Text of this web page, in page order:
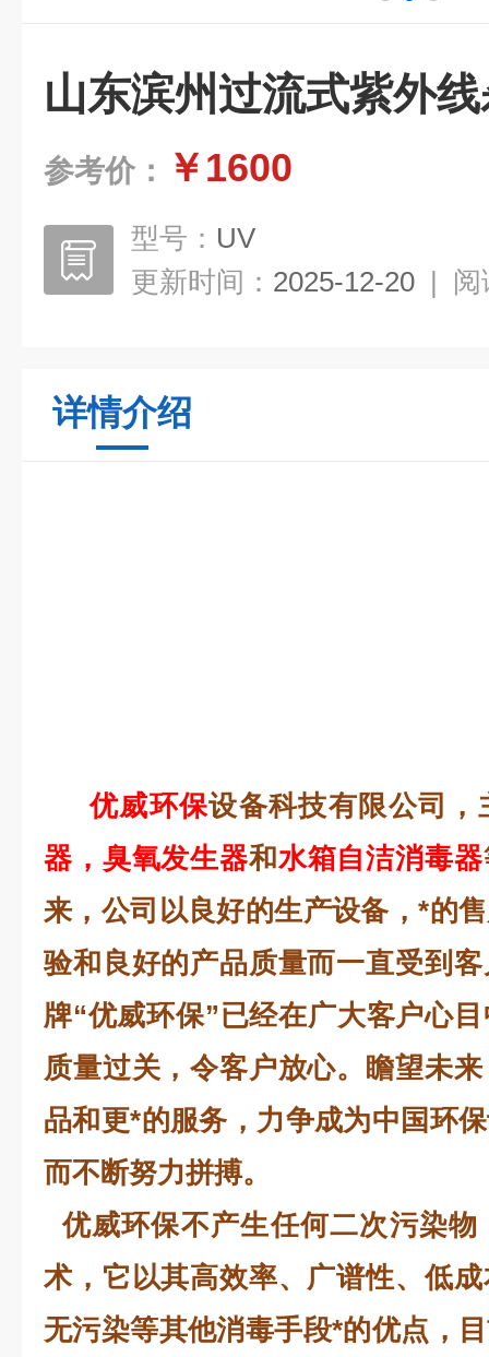
山东滨州过流式紫外
参考价： ￥1600
型号： UV
更新时间： 2025-12-20 | 阅
详情介绍
优威环保设备科技有限公司，
器，臭氧发生器和水箱自洁消毒器
来，公司以良好的生产设备，*的
验和良好的产品质量而一直受到
牌“优威环保”已经在广大客户心
质量过关，令客户放心。瞻望未
品和更*的服务，力争成为中国环
而不断努力拼搏。
优威环保不产生任何二次污染
术，它以其高效率、广谱性、低
无污染等其他消毒手段*的优点，